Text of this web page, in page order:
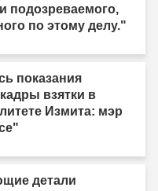
подозреваемого,
по этому делу."
показания
взятки в
Измита: мэр
детали